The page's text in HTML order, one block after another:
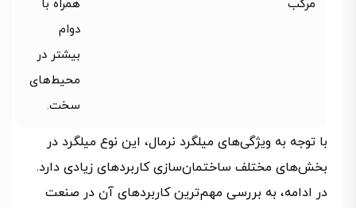
مرکب
همراه با
دوام
بیشتر در
محیط‌های
سخت.
با توجه به ویژگی‌های میلگرد نرمال، این نوع میلگرد در
بخش‌های مختلف ساختمان‌سازی کاربردهای زیادی دارد.
در ادامه، به بررسی مهم‌ترین کاربردهای آن در صنعت